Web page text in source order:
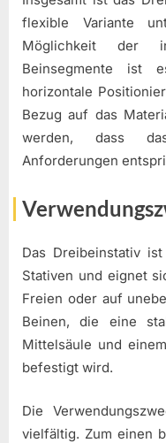
flexible Variante
Möglichkeit der
Beinsegmente ist
horizontale
Bezug auf das
werden, dass
Anforderungen
Das Dreibeinstativ
Stativen und eignet
Freien oder auf
Beinen, die eine
Mittelsäule und
befestigt wird.
Die
vielfältig. Zum einen